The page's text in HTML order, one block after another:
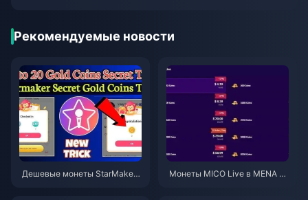
Рекомендуемые новости
Дешевые монеты StarMaker
Монеты MICO Live в MENA по